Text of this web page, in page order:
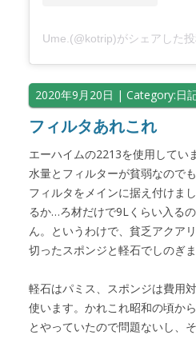
Ume.(@kotrip)がシェアした
2020年9月20日 | Category:日
フィルタあれこれ
エーハイムの2213を使用してい
水量とフィルターが貧弱なので
フィルタをメインに据え付けま
るか…ろ材だけで9Lくらい入る
ん。というわけで、貧乏アクア
切ったスポンジと軽石でしのぎま
軽石はパミス、スポンジは費用
使います。かれこれ昭和の頃か
とやっていたので問題ないし、そ